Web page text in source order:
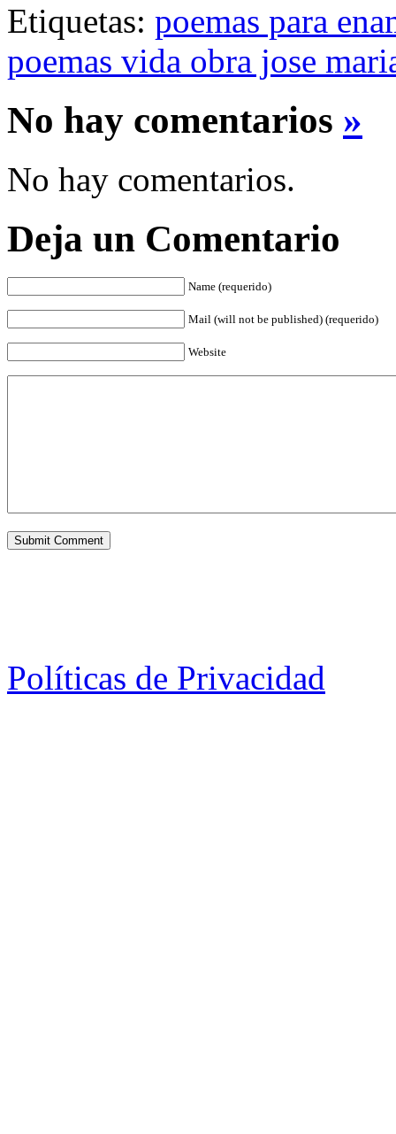
Etiquetas: poemas para
poemas vida obra jose
No hay comentarios »
No hay comentarios.
Deja un Comentario
Name (requerido)
Mail (will not be published) (requerido)
Website
Políticas de Privacidad